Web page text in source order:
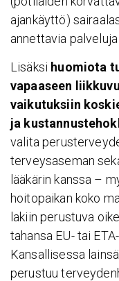
ajankäyttö)
annettavia
Lisäksi huomiota
vapaaseen
vaikutuksiin
ja
valita
terveysaseman
lääkärin kanssa –
hoitopaikan koko
lakiin perustuva
tahansa EU- tai
Kansallisessa
perustuu